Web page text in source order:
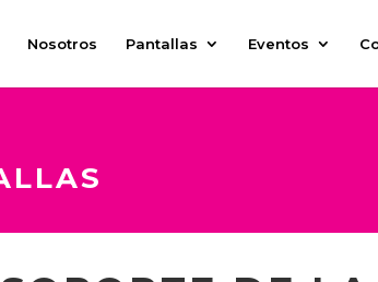
Nosotros Pantallas Eventos